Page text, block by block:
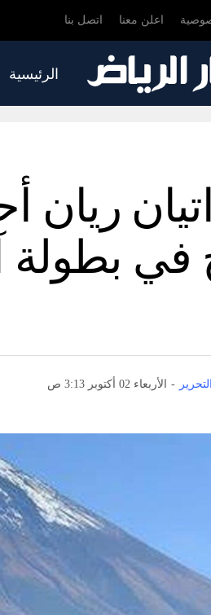
اعلن معنا اتصل بنا
الرئيسية
في بطولة
- الأربعاء 02 أكتوبر 3:13 ص